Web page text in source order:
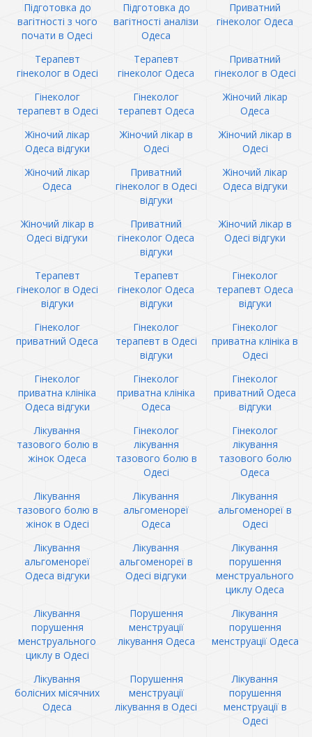
Підготовка до
вагітності з чого
почати в Одесі
Підготовка до
вагітності аналізи
Одеса
Приватний
гінеколог Одеса
Терапевт
гінеколог в Одесі
Терапевт
гінеколог Одеса
Приватний
гінеколог в Одесі
Гінеколог
терапевт в Одесі
Гінеколог
терапевт Одеса
Жіночий лікар
Одеса
Жіночий лікар
Одеса відгуки
Жіночий лікар в
Одесі
Жіночий лікар в
Одесі
Жіночий лікар
Одеса
Приватний
гінеколог в Одесі
відгуки
Жіночий лікар
Одеса відгуки
Жіночий лікар в
Одесі відгуки
Приватний
гінеколог Одеса
відгуки
Жіночий лікар в
Одесі відгуки
Терапевт
гінеколог в Одесі
відгуки
Терапевт
гінеколог Одеса
відгуки
Гінеколог
терапевт Одеса
відгуки
Гінеколог
приватний Одеса
Гінеколог
терапевт в Одесі
відгуки
Гінеколог
приватна клініка в
Одесі
Гінеколог
приватна клініка
Одеса відгуки
Гінеколог
приватна клініка
Одеса
Гінеколог
приватний Одеса
відгуки
Лікування
тазового болю в
жінок Одеса
Гінеколог
лікування
тазового болю в
Одесі
Гінеколог
лікування
тазового болю
Одеса
Лікування
тазового болю в
жінок в Одесі
Лікування
альгоменореї
Одеса
Лікування
альгоменореї в
Одесі
Лікування
альгоменореї
Одеса відгуки
Лікування
альгоменореї в
Одесі відгуки
Лікування
порушення
менструального
циклу Одеса
Лікування
порушення
менструального
циклу в Одесі
Порушення
менструації
лікування Одеса
Лікування
порушення
менструації Одеса
Лікування
болісних місячних
Одеса
Порушення
менструації
лікування в Одесі
Лікування
порушення
менструації в
Одесі